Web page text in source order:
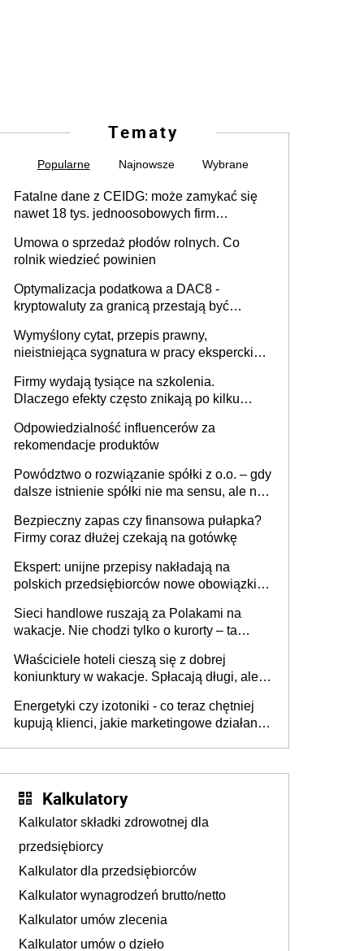
Tematy
Popularne Najnowsze Wybrane
Fatalne dane z CEIDG: może zamykać się
nawet 18 tys. jednoosobowych firm
Umowa o sprzedaż płodów rolnych. Co
rolnik wiedzieć powinien
Optymalizacja podatkowa a DAC8 -
kryptowaluty za granicą przestają być
Wymyślony cytat, przepis prawny,
nieistniejąca sygnatura w pracy eksperckiej -
firmie
Firmy wydają tysiące na szkolenia.
Dlaczego efekty często znikają po kilku
Odpowiedzialność influencerów za
rekomendacje produktów
Powództwo o rozwiązanie spółki z o.o. – gdy
dalsze istnienie spółki nie ma sensu, ale nie
Bezpieczny zapas czy finansowa pułapka?
Firmy coraz dłużej czekają na gotówkę
Ekspert: unijne przepisy nakładają na
polskich przedsiębiorców nowe obowiązki w
Sieci handlowe ruszają za Polakami na
wakacje. Nie chodzi tylko o kurorty – ta
tam, gdzie wielu spędzi urlop po cichu
Właściciele hoteli cieszą się z dobrej
koniunktury w wakacje. Spłacają długi, ale
Energetyki czy izotoniki - co teraz chętniej
kupują klienci, jakie marketingowe działania
Kalkulatory
Kalkulator składki zdrowotnej dla
przedsiębiorcy
Kalkulator dla przedsiębiorców
Kalkulator wynagrodzeń brutto/netto
Kalkulator umów zlecenia
Kalkulator umów o dzieło